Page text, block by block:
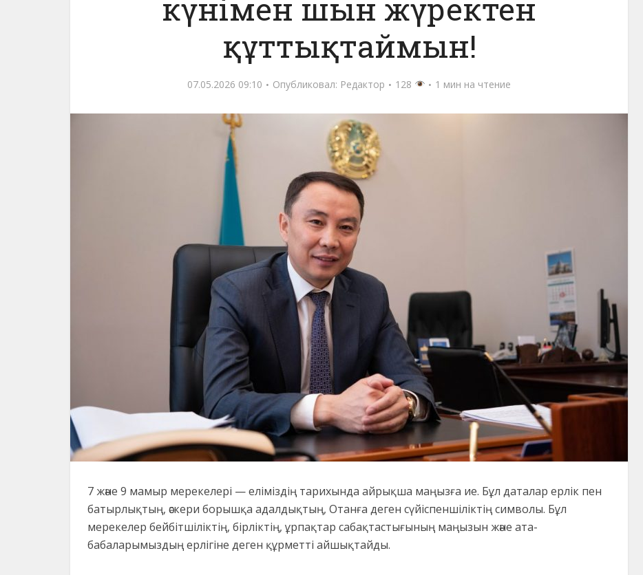
күнімен шын жүректен
құттықтаймын!
07.05.2026 09:10 Опубликовал: Редактор 128 1 мин на чтение
7 және 9 мамыр мерекелері — еліміздің тарихында айрықша маңызға ие. Бұл даталар ерлік пен
батырлықтың, әскери борышқа адалдықтың, Отанға деген сүйіспеншіліктің символы. Бұл
мерекелер бейбітшіліктің, бірліктің, ұрпақтар сабақтастығының маңызын және ата-
бабаларымыздың ерлігіне деген құрметті айшықтайды.